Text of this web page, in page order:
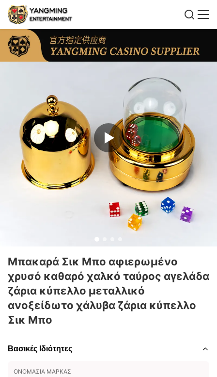
Μπακαρά Σικ Μπο αφιερωμένο
χρυσό καθαρό χαλκό ταύρος αγελάδα
ζάρια κύπελλο μεταλλικό
ανοξείδωτο χάλυβα ζάρια κύπελλο
Σικ Μπο
Βασικές Ιδιότητες
ΟΝΟΜΑΣΊΑ ΜΆΡΚΑΣ